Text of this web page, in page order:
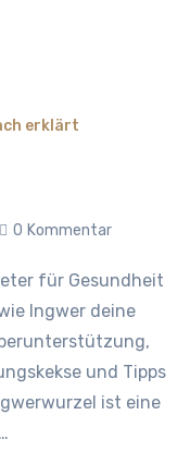
erklärt
0 Kommentar
Ingwer deine
und Tipps
ist eine